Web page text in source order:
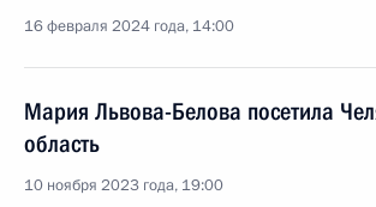
16 февраля 2024 года, 14:00
Мария Львова-Белова посетила
область
10 ноября 2023 года, 19:00